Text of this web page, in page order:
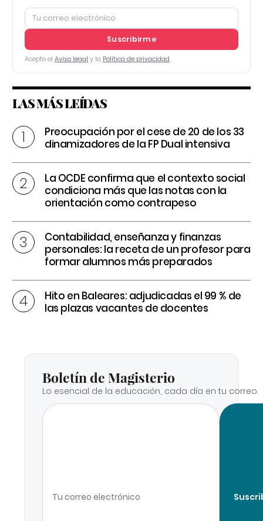
Suscribirme
Acepto el Aviso legal y la Política de privacidad
LAS MÁS LEÍDAS
Preocupación por el cese de 20 de los 33
dinamizadores de la FP Dual intensiva
La OCDE confirma que el contexto social
condiciona más que las notas con la
orientación como contrapeso
Contabilidad, enseñanza y finanzas
personales: la receta de un profesor para
formar alumnos más preparados
Hito en Baleares: adjudicadas el 99 % de
las plazas vacantes de docentes
Boletín de Magisterio
Lo esencial de la educación, cada día en tu correo.